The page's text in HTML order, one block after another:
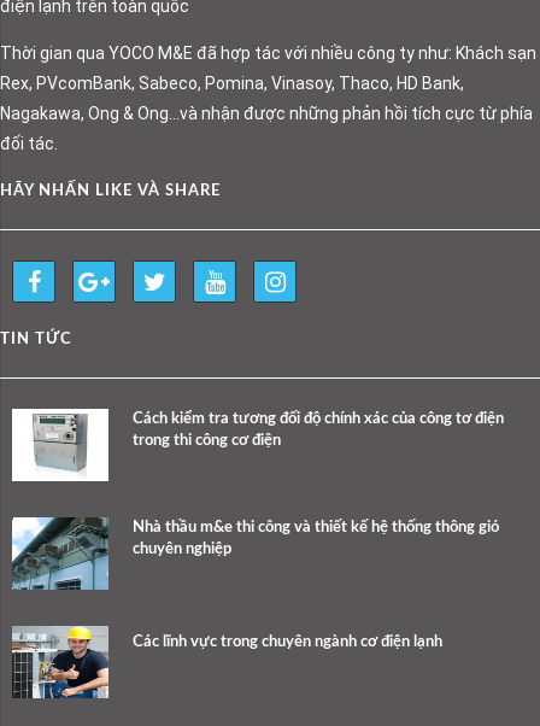
điện lạnh trên toàn quốc
Thời gian qua YOCO M&E đã hợp tác với nhiều công ty như: Khách sạn
Rex, PVcomBank, Sabeco, Pomina, Vinasoy, Thaco, HD Bank,
Nagakawa, Ong & Ong…và nhận được những phản hồi tích cực từ phía
đối tác.
HÃY NHẤN LIKE VÀ SHARE
TIN TỨC
Cách kiểm tra tương đối độ chính xác của công tơ điện
trong thi công cơ điện
Nhà thầu m&e thi công và thiết kế hệ thống thông gió
chuyên nghiệp
Các lĩnh vực trong chuyên ngành cơ điện lạnh